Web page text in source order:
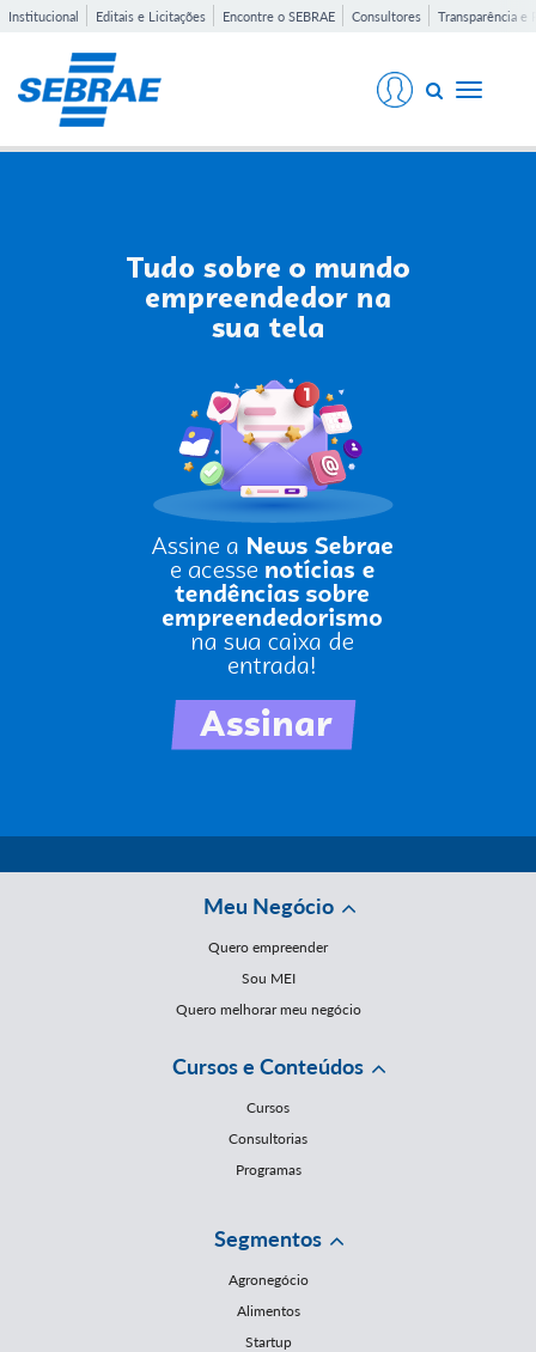
Institucional Editais e Licitações Encontre o SEBRAE Consultores Transparência e
Toggle
Meu Negócio
Quero empreender
Sou MEI
Quero melhorar meu negócio
Cursos e Conteúdos
Cursos
Consultorias
Programas
Segmentos
Agronegócio
Alimentos
Startup